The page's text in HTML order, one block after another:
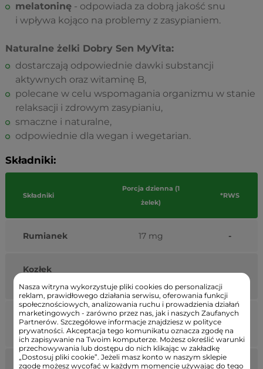
melatoninę - odpowiada za dobrą jakość snu
i wpływa kojąco na problemy z zasypianiem.
Naturalne żelki Dobry Sen MyVita:
dostarczają odpowiednie dawki substancji
aktywnych oraz witaminę B,
polecane w celu wspomagania organizmu w stanie
relaksacji i zdrowym zasypianiu,
smaczne i naturalne,
odpowiednie dla wegan i wegetarian.
Składniki:
Składniki
Porcja dzienna (1
żelek)
*RWS
Rumianek 17 mg -
Kozłek
lekarski
17 mg -
Melisa
lekarska
16 mg
Witamina B6 1,4 mg 100%
Nasza witryna wykorzystuje pliki cookies do personalizacji
reklam, prawidłowego działania serwisu, oferowania funkcji
społecznościowych, analizowania ruchu i prowadzienia działań
marketingowych - zarówno przez nas, jak i naszych Zaufanych
Partnerów. Szczegółowe informacje znajdziesz w polityce
prywatności. Akceptacja tego komunikatu oznacza zgodę na
ich zapisywanie na Twoim komputerze. Możesz określić warunki
przechowywania lub dostępu do nich klikając w zakładkę
„Dostosuj pliki cookie”. Jeżeli masz konto w naszym sklepie
zgodę możesz wycofać w każdym momencie używając do tego